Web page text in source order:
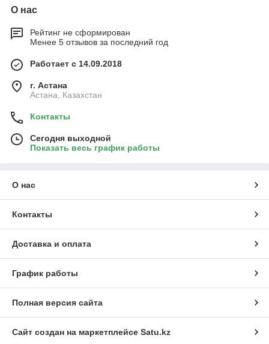
О нас
Рейтинг не сформирован
Менее 5 отзывов за последний год
Работает с 14.09.2018
г. Астана
Астана, Казахстан
Контакты
Сегодня выходной
Показать весь график работы
О нас
Контакты
Доставка и оплата
График работы
Полная версия сайта
Сайт создан на маркетплейсе Satu.kz